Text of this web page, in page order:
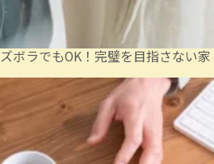
ズボラでもOK！完璧を目指さない家